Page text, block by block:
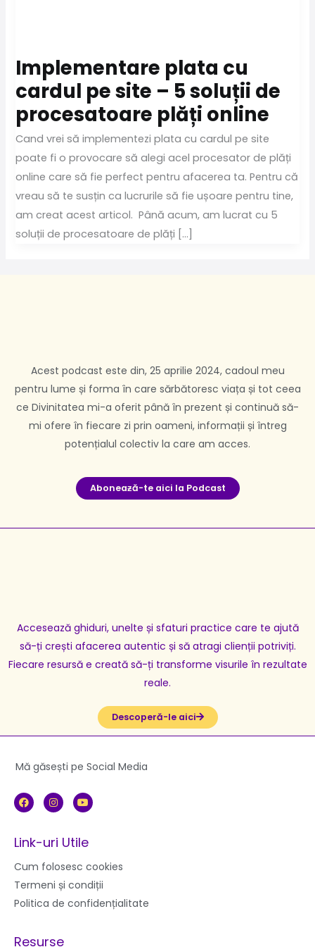
Implementare plata cu
cardul pe site – 5 soluții de
procesatoare plăți online
Cand vrei să implementezi plata cu cardul pe site
poate fi o provocare să alegi acel procesator de plăți
online care să fie perfect pentru afacerea ta. Pentru că
vreau să te susțin ca lucrurile să fie ușoare pentru tine,
am creat acest articol. Până acum, am lucrat cu 5
soluții de procesatoare de plăți […]
Acest podcast este din, 25 aprilie 2024, cadoul meu
pentru lume și forma în care sărbătoresc viața și tot ceea
ce Divinitatea mi-a oferit până în prezent și continuă să-
mi ofere în fiecare zi prin oameni, informații și întreg
potențialul colectiv la care am acces.
Aboneaƶă-te aici la Podcast
Accesează ghiduri, unelte și sfaturi practice care te ajută
să-ți crești afacerea autentic și să atragi clienții potriviți.
Fiecare resursă e creată să-ți transforme visurile în rezultate
reale.
Descoperă-le aici
Mă găsești pe Social Media
F
a
c
o
k
I
n
s
a
g
a
Y
o
u
b
Link-uri Utile
Cum folosesc cookies
Termeni și condiții
Politica de confidențialitate
Resurse